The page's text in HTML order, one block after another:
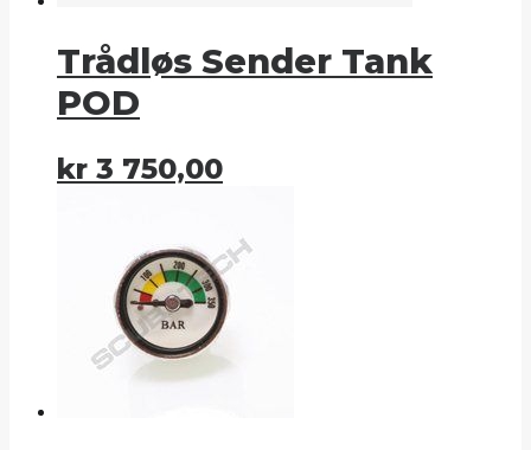
Trådløs Sender Tank
POD
kr 3 750,00